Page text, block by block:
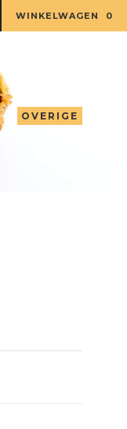
WINKELWAGEN 0
OVERIGE